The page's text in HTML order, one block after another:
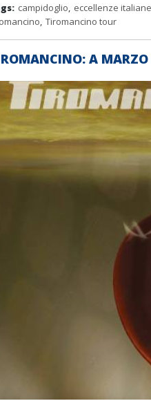
campidoglio, eccellenze italiane
, Tiromancino tour
A MARZO